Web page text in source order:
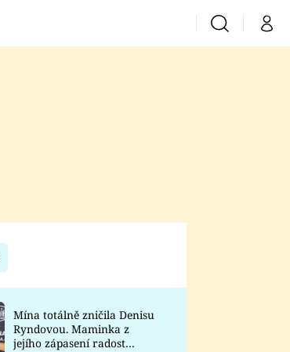
VyhledáváníMůj
Prima Lajk
Sledujte nás
Mína totálně zničila Denisu
Ryndovou. Maminka z
jejího zápasení radost